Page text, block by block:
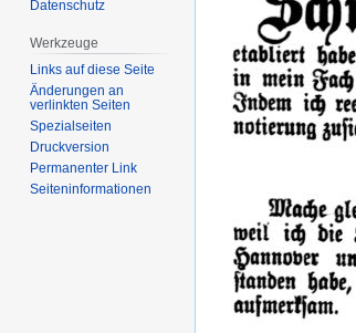
Datenschutz
Werkzeuge
Links auf diese Seite
Änderungen an
verlinkten Seiten
Spezialseiten
Druckversion
Permanenter Link
Seiten­informationen